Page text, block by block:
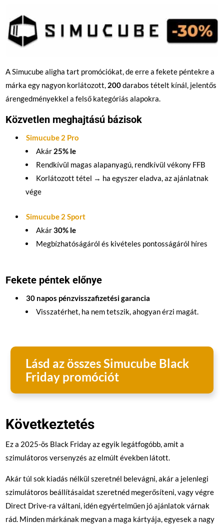
A Simucube aligha tart promóciókat, de erre a fekete péntekre a
márka egy nagyon korlátozott, 200darabos tételt kínál, jelentős
árengedményekkel a felső kategóriás alapokra.
Közvetlen meghajtású bázisok
Simucube 2 Pro
Akár 25% le
Rendkívül magas alapanyagú, rendkívül vékony FFB
Korlátozott tétel → ha egyszer eladva, az ajánlatnak
vége
Simucube 2 Sport
Akár30% le
Megbízhatóságáról és kivételes pontosságáról híres
Fekete péntek előnye
30 napos pénzvisszafizetési garancia
Visszatérhet, ha nem tetszik, ahogyan érzi magát.
Lásd az összes Simucube Black
Friday promóciót
Következtetés
Ez a 2025-ös Black Friday az egyik legátfogóbb, amit a
szimulátoros versenyzés az elmúlt években látott.
Akár túl sok kiadás nélkül szeretnél belevágni, akár a jelenlegi
szimulátoros beállításaidat szeretnéd megerősíteni, vagy végre
Direct Drive-ra váltani, idén egyértelműen jó ajánlatok várnak
rád. Minden márkának megvan a maga kártyája, egyesek a nagy